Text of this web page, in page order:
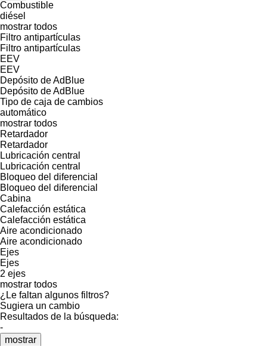
Combustible
diésel
mostrar todos
Filtro antipartículas
Filtro antipartículas
EEV
EEV
Depósito de AdBlue
Depósito de AdBlue
Tipo de caja de cambios
automático
mostrar todos
Retardador
Retardador
Lubricación central
Lubricación central
Bloqueo del diferencial
Bloqueo del diferencial
Cabina
Calefacción estática
Calefacción estática
Aire acondicionado
Aire acondicionado
Ejes
Ejes
2 ejes
mostrar todos
¿Le faltan algunos filtros?
Sugiera un cambio
Resultados de la búsqueda:
-
mostrar